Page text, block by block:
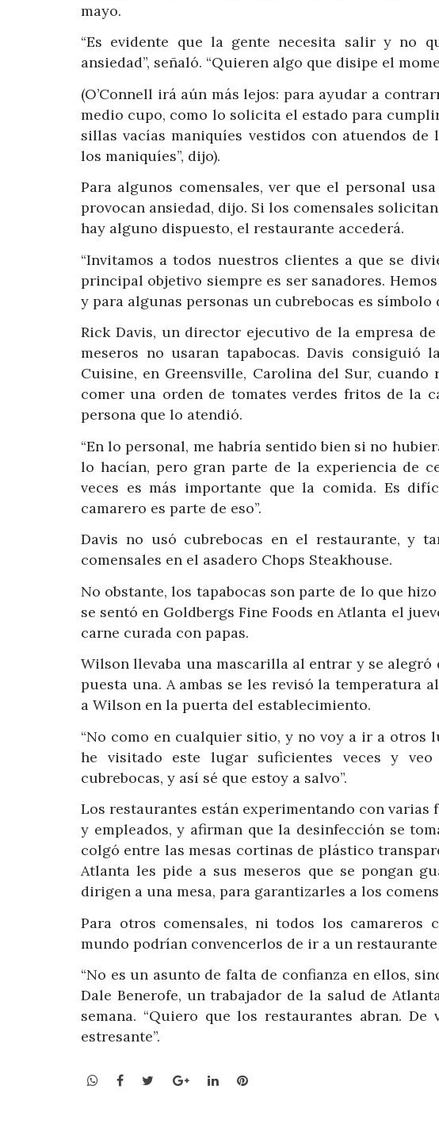
mayo.
“Es evidente que la gente necesita salir y no
ansiedad”, señaló. “Quieren algo que disipe el
(O’Connell irá aún más lejos: para ayudar a
medio cupo, como lo solicita el estado para
sillas vacías maniquíes vestidos con atuendos de
los maniquíes”, dijo).
Para algunos comensales, ver que el personal
provocan ansiedad, dijo. Si los comensales
hay alguno dispuesto, el restaurante accederá.
“Invitamos a todos nuestros clientes a que se
principal objetivo siempre es ser sanadores.
y para algunas personas un cubrebocas es símbolo
Rick Davis, un director ejecutivo de la empresa
meseros no usaran tapabocas. Davis consiguió
Cuisine, en Greensville, Carolina del Sur, cuando
comer una orden de tomates verdes fritos de la
persona que lo atendió.
“En lo personal, me habría sentido bien si no
lo hacían, pero gran parte de la experiencia de
veces es más importante que la comida. Es
camarero es parte de eso”.
Davis no usó cubrebocas en el restaurante, y
comensales en el asadero Chops Steakhouse.
No obstante, los tapabocas son parte de lo que
se sentó en Goldbergs Fine Foods en Atlanta el
carne curada con papas.
Wilson llevaba una mascarilla al entrar y se alegró
puesta una. A ambas se les revisó la temperatura
a Wilson en la puerta del establecimiento.
“No como en cualquier sitio, y no voy a ir a otros
he visitado este lugar suficientes veces y
cubrebocas, y así sé que estoy a salvo”.
Los restaurantes están experimentando con varias
y empleados, y afirman que la desinfección se
colgó entre las mesas cortinas de plástico
Atlanta les pide a sus meseros que se pongan
dirigen a una mesa, para garantizarles a los
Para otros comensales, ni todos los camareros
mundo podrían convencerlos de ir a un
“No es un asunto de falta de confianza en ellos,
Dale Benerofe, un trabajador de la salud de
semana. “Quiero que los restaurantes abran.
estresante”.
WhatsApp
Facebook
TwitterGoogle+LinkedInPinterest